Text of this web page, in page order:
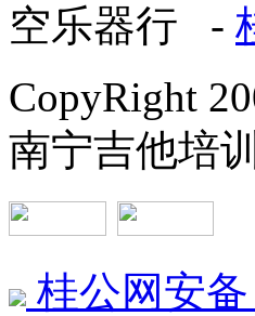
空乐器行 -
CopyRight
南宁吉他培
桂公网安备